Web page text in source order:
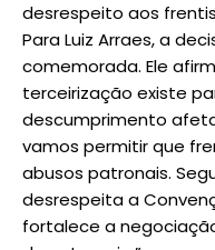
desrespeito aos
Para Luiz Arraes, a
comemorada. Ele
terceirização existe
descumprimento
vamos permitir que
abusos patronais.
desrespeita a
fortalece a